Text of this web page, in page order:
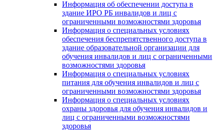
Информация об обеспечении доступа в
здание ИРО РБ инвалидов и лиц с
ограниченными возможностями здоровья
Информация о специальных условиях
обеспечения беспрепятственного доступа в
здание образовательной организации для
обучения инвалидов и лиц с ограниченными
возможностями здоровья
Информация о специальных условиях
питания для обучения инвалидов и лиц с
ограниченными возможностями здоровья
Информация о специальных условиях
охраны здоровья для обучения инвалидов и
лиц с ограниченными возможностями
здоровья